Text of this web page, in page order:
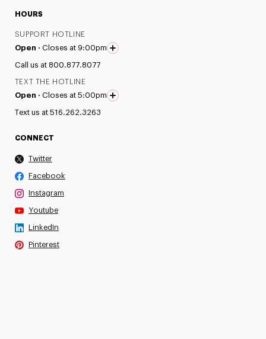
HOURS
SUPPORT HOTLINE
Open · Closes at 9:00pm
Call us at 800.877.8077
TEXT THE HOTLINE
Open · Closes at 5:00pm
Text us at 516.262.3263
CONNECT
Twitter
Facebook
Instagram
Youtube
LinkedIn
Pinterest